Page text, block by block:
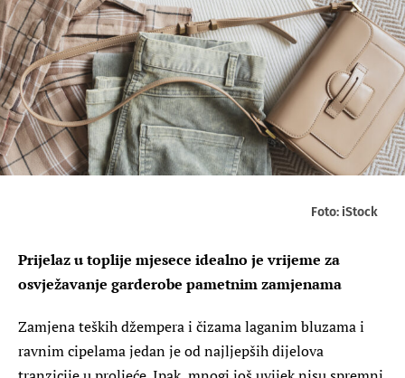
Foto: iStock
Prijelaz u toplije mjesece idealno je vrijeme za
osvježavanje garderobe pametnim zamjenama
Zamjena teških džempera i čizama laganim bluzama i
ravnim cipelama jedan je od najljepših dijelova